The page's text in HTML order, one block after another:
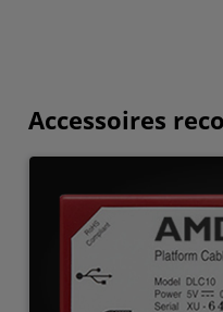
Accessoires